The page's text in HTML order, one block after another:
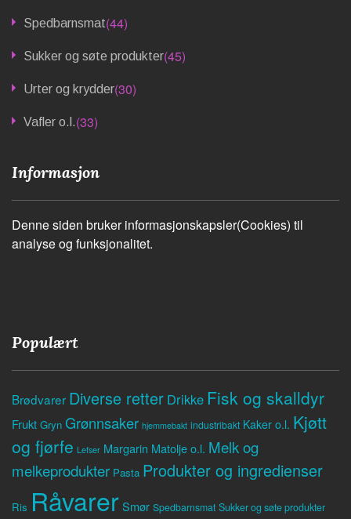
Spedbarnsmat(44)
Sukker og søte produkter(45)
Urter og krydder(30)
Vafler o.l.(33)
Informasjon
Denne siden bruker informasjonskapsler(Cookies) til
analyse og funksjonalitet.
Populært
Brødvarer Diverse retter Drikke Fisk og skalldyr
Frukt Gryn Grønnsaker hjemmebakt industribakt Kaker o.l. Kjøtt
og fjørfe Lefser Margarin Matolje o.l. Melk og
melkeprodukter Pasta Produkter og ingredienser
Ris RåvarerSmør Spedbarnsmat Sukker og søte produkter